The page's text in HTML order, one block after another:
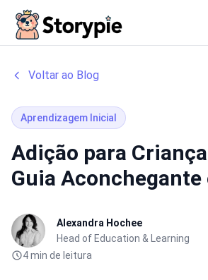
Voltar ao Blog
Aprendizagem Inicial
Adição para
Guia Aconchegante
Alexandra Hochee
Head of Education & Learning
4 min de leitura